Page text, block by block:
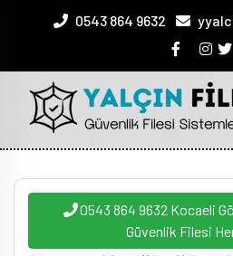
0543 864 9632
0543 864 9632 Kocaeli
Güvenlik Filesi